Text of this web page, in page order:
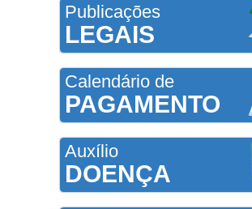
Publicações
LEGAIS
Calendário de
PAGAMENTO
Auxílio
DOENÇA